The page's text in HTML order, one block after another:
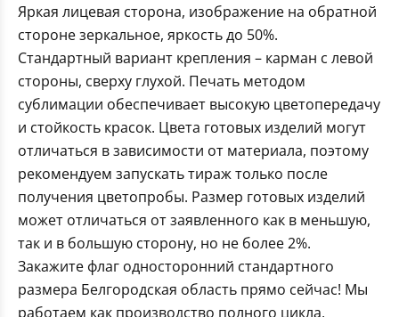
Яркая лицевая сторона, изображение на обратной
стороне зеркальное, яркость до 50%.
Стандартный вариант крепления – карман с левой
стороны, сверху глухой. Печать методом
сублимации обеспечивает высокую цветопередачу
и стойкость красок. Цвета готовых изделий могут
отличаться в зависимости от материала, поэтому
рекомендуем запускать тираж только после
получения цветопробы. Размер готовых изделий
может отличаться от заявленного как в меньшую,
так и в большую сторону, но не более 2%.
Закажите флаг односторонний стандартного
размера Белгородская область прямо сейчас! Мы
работаем как производство полного цикла,